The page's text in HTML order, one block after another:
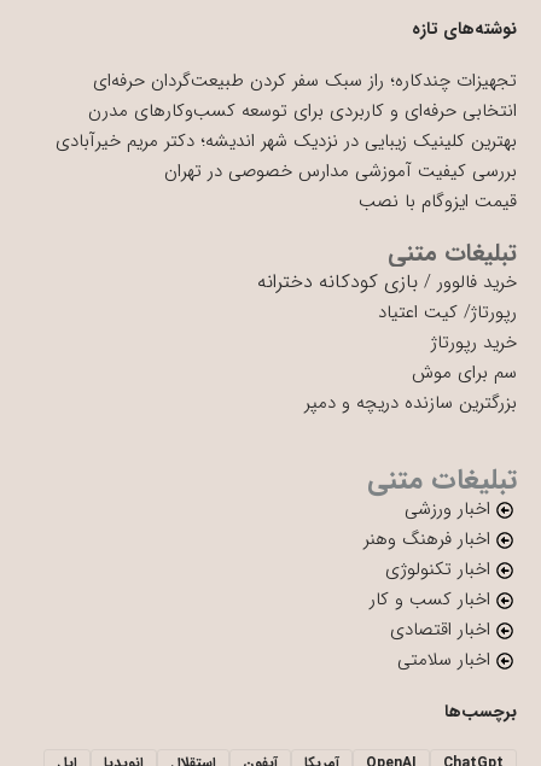
نوشته‌های تازه
تجهیزات چندکاره؛ راز سبک سفر کردن طبیعت‌گردان حرفه‌ای
انتخابی حرفه‌ای و کاربردی برای توسعه کسب‌وکارهای مدرن
بهترین کلینیک زیبایی در نزدیک شهر اندیشه؛ دکتر مریم خیرآبادی
بررسی کیفیت آموزشی مدارس خصوصی در تهران
قیمت ایزوگام با نصب
تبلیغات متنی
خرید فالوور / بازی کودکانه دخترانه
رپورتاژ/ کیت اعتیاد
خرید رپورتاژ
سم برای موش
بزرگترین سازنده دریچه و دمپر
تبلیغات متنی
اخبار ورزشی
اخبار فرهنگ وهنر
اخبار تکنولوژی
اخبار کسب و کار
اخبار اقتصادی
اخبار سلامتی
برچسب‌ها